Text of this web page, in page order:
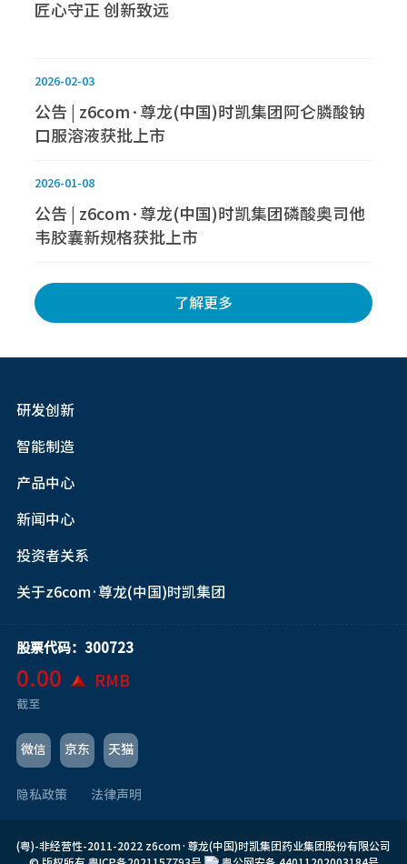
匠心守正 创新致远
2026-02-03
公告 | z6com·尊龙(中国)时凯集团阿仑膦酸钠
口服溶液获批上市
2026-01-08
公告 | z6com·尊龙(中国)时凯集团磷酸奥司他
韦胶囊新规格获批上市
了解更多
研发创新
智能制造
产品中心
新闻中心
投资者关系
关于z6com·尊龙(中国)时凯集团
股票代码：300723
0.00 RMB
截至
微信 京东 天猫
隐私政策 法律声明
(粤)-非经营性-2011-2022 z6com·尊龙(中国)时凯集团药业集团股份有限公司